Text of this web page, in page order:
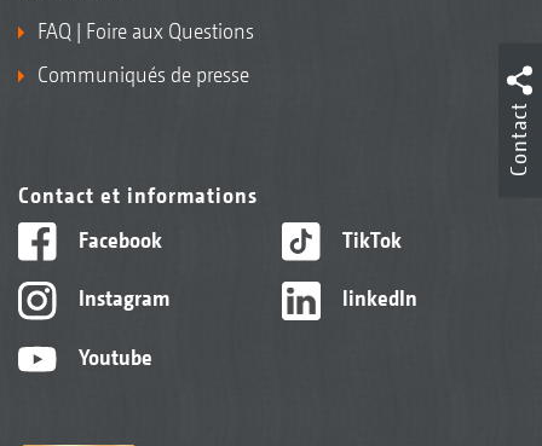
FAQ | Foire aux Questions
Communiqués de presse
Contact et informations
Facebook
Instagram
Youtube
TikTok
linkedIn
Contact